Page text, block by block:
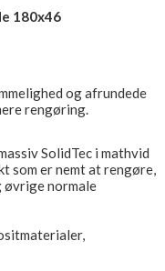
180x46
og afrundede
rengøring.
SolidTec i mathvid
som er nemt at rengøre,
øvrige normale